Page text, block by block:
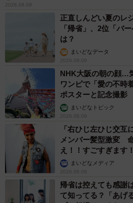
2026.08.09
正直しんどい夏のレ
「帰省」、2位「バ
は？
まいどなデータ
2026.08.09
NHK大阪の朝の顔…
ワンピで「愛の不時
ポスターと記念撮影
まいどなトピック
2026.08.09
「右ひじ左ひじ交互
メンバー髪型激変
え！！すごすぎます
まいどなメディア
2026.08.09
帰省は控えても感謝
て知ってる？「あげ